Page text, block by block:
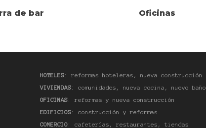
de bar Oficinas
HOTELES: reformas hoteleras, nueva construcción
VIVIENDAS: comunidades, nueva cocina, nuevo baño
OFICINAS: reformas y nueva construcción
EDIFICIOS: construcción y reformas
COMERCIO: cafeterías, restaurantes, tiendas